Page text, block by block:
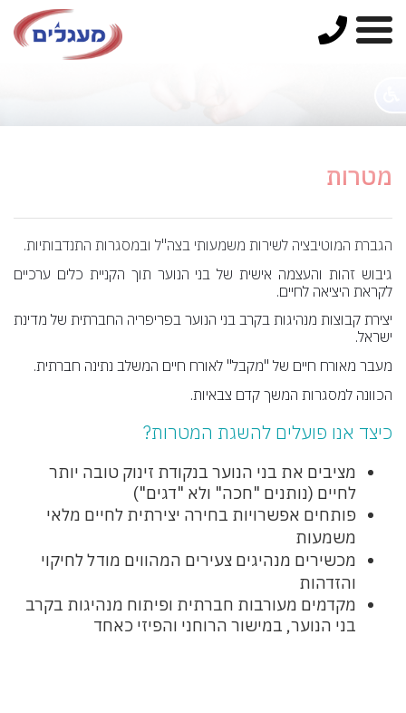
מטרות
הגברת המוטיבציה לשירות משמעותי בצה"ל ובמסגרות התנדבותיות.
גיבוש זהות והעצמה אישית של בני הנוער תוך הקניית כלים ערכיים
לקראת היציאה לחיים.
יצירת קבוצות מנהיגות בקרב בני הנוער בפריפריה החברתית של מדינת
ישראל.
מעבר מאורח חיים של "מקבל" לאורח חיים המשלב נתינה חברתית.
הכוונה למסגרות המשך קדם צבאיות.
כיצד אנו פועלים להשגת המטרות?
מציבים את בני הנוער בנקודת זינוק טובה יותר
לחיים (נותנים "חכה" ולא "דגים")
פותחים אפשרויות בחירה יצירתית לחיים מלאי
משמעות
מכשירים מנהיגים צעירים המהווים מודל לחיקוי
והזדהות
מקדמים מעורבות חברתית ופיתוח מנהיגות בקרב
בני הנוער, במישור הרוחני והפיזי כאחד